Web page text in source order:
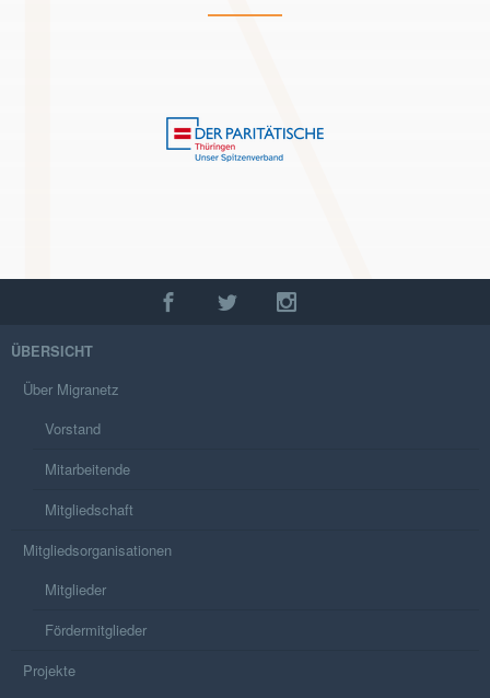
ÜBERSICHT
Über Migranetz
Vorstand
Mitarbeitende
Mitgliedschaft
Mitgliedsorganisationen
Mitglieder
Fördermitglieder
Projekte